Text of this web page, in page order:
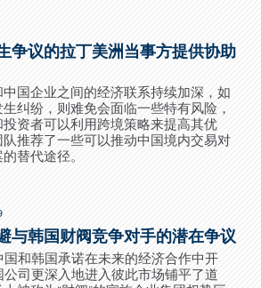
争议的拉丁美洲当事方提供协助
国企业之间的经济联系持续加深，如
纠纷，则难免会面临一些特有风险，
资者可以利用跨境策略来提高其优
推荐了一些可以推动中国境内交易对
替代途径。
与韩国财阀竞争对手的潜在争议
和韩国承诺在未来的经济合作中开
公司更深入地进入彼此市场铺平了道